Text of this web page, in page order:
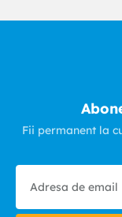
Fii permanent la